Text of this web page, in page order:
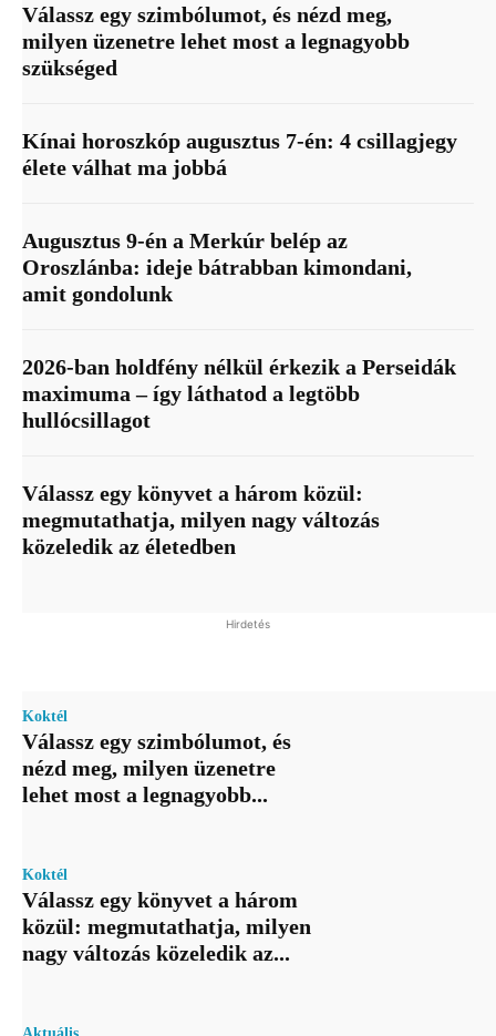
Válassz egy szimbólumot, és nézd meg,
milyen üzenetre lehet most a legnagyobb
szükséged
Kínai horoszkóp augusztus 7-én: 4 csillagjegy
élete válhat ma jobbá
Augusztus 9-én a Merkúr belép az
Oroszlánba: ideje bátrabban kimondani,
amit gondolunk
2026-ban holdfény nélkül érkezik a Perseidák
maximuma – így láthatod a legtöbb
hullócsillagot
Válassz egy könyvet a három közül:
megmutathatja, milyen nagy változás
közeledik az életedben
Hirdetés
Koktél
Válassz egy szimbólumot, és
nézd meg, milyen üzenetre
lehet most a legnagyobb...
Koktél
Válassz egy könyvet a három
közül: megmutathatja, milyen
nagy változás közeledik az...